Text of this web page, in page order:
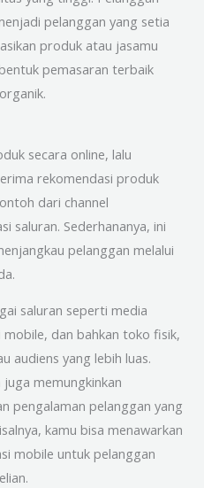
pelanggan yang setia
produk atau jasamu
pemasaran terbaik
secara online, lalu
rekomendasi produk
dari channel
saluran. Sederhananya, ini
pelanggan melalui
saluran seperti media
dan bahkan toko fisik,
audiens yang lebih luas.
memungkinkan
pengalaman pelanggan yang
kamu bisa menawarkan
mobile untuk pelanggan